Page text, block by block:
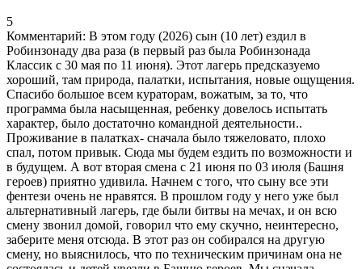
5
Комментарий: В этом году (2026) сын (10 лет) ездил в
Робинзонаду два раза (в первый раз была Робинзонада
Классик с 30 мая по 11 июня). Этот лагерь предсказуемо
хороший, там природа, палатки, испытания, новые ощущения.
Спасибо большое всем кураторам, вожатым, за то, что
программа была насыщенная, ребенку довелось испытать
характер, было достаточно командной деятельности..
Проживание в палатках- сначала было тяжеловато, плохо
спал, потом привык. Сюда мы будем ездить по возможности и
в будущем. А вот вторая смена с 21 июня по 03 июля (Башня
героев) приятно удивила. Начнем с того, что сыну все эти
фентези очень не нравятся. В прошлом году у него уже был
альтернативный лагерь, где были битвы на мечах, и он всю
смену звонил домой, говорил что ему скучно, неинтересно,
заберите меня отсюда. В этот раз он собирался на другую
смену, но выяснилось, что по техническим причинам она не